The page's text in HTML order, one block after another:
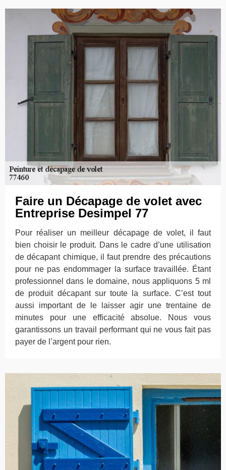
Faire un Décapage de volet avec
Entreprise Desimpel 77
Pour réaliser un meilleur décapage de volet, il faut
bien choisir le produit. Dans le cadre d’une utilisation
de décapant chimique, il faut prendre des précautions
pour ne pas endommager la surface travaillée. Étant
professionnel dans le domaine, nous appliquons 5 ml
de produit décapant sur toute la surface. C’est tout
aussi important de le laisser agir une trentaine de
minutes pour une efficacité absolue. Nous vous
garantissons un travail performant qui ne vous fait pas
payer de l’argent pour rien.